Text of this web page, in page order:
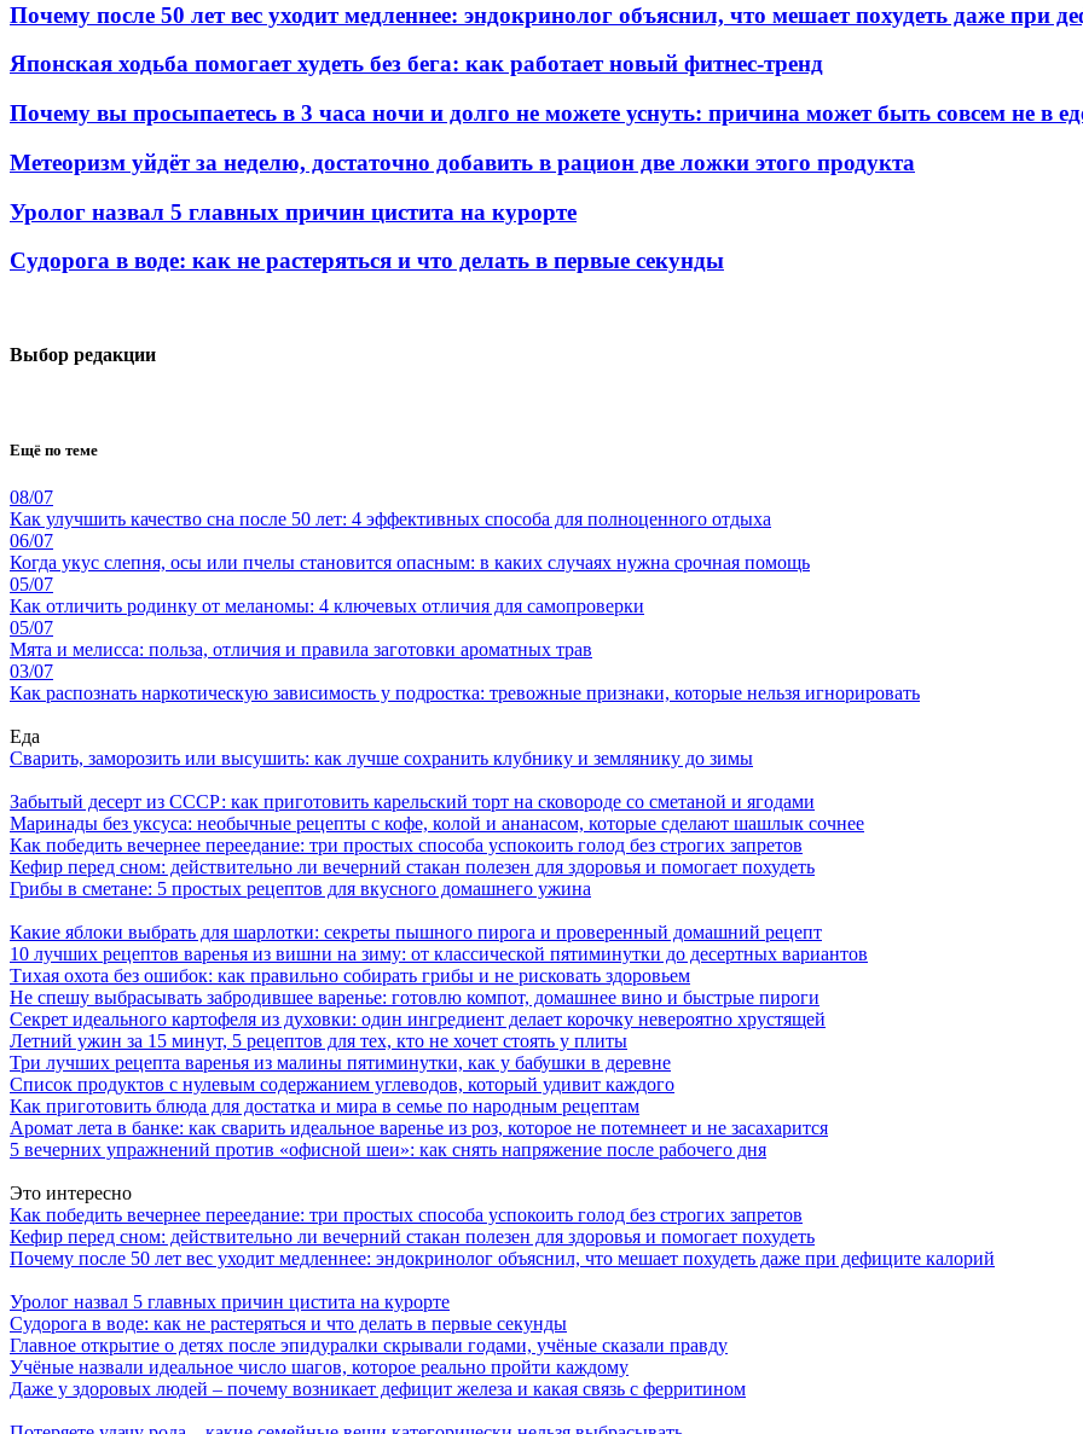
Почему после 50 лет вес уходит медленнее: эндокринолог объяснил, что мешает похудеть даже при
Японская ходьба помогает худеть без бега: как работает новый фитнес-тренд
Почему вы просыпаетесь в 3 часа ночи и долго не можете уснуть: причина может быть совсем не в
Метеоризм уйдёт за неделю, достаточно добавить в рацион две ложки этого продукта
Уролог назвал 5 главных причин цистита на курорте
Судорога в воде: как не растеряться и что делать в первые секунды
Выбор редакции
Ещё по теме
08/07
Как улучшить качество сна после 50 лет: 4 эффективных способа для полноценного отдыха
06/07
Когда укус слепня, осы или пчелы становится опасным: в каких случаях нужна срочная помощь
05/07
Как отличить родинку от меланомы: 4 ключевых отличия для самопроверки
05/07
Мята и мелисса: польза, отличия и правила заготовки ароматных трав
03/07
Как распознать наркотическую зависимость у подростка: тревожные признаки, которые нельзя игнорировать
Еда
Сварить, заморозить или высушить: как лучше сохранить клубнику и землянику до зимы
Забытый десерт из СССР: как приготовить карельский торт на сковороде со сметаной и ягодами
Маринады без уксуса: необычные рецепты с кофе, колой и ананасом, которые сделают шашлык сочнее
Как победить вечернее переедание: три простых способа успокоить голод без строгих запретов
Кефир перед сном: действительно ли вечерний стакан полезен для здоровья и помогает похудеть
Грибы в сметане: 5 простых рецептов для вкусного домашнего ужина
Какие яблоки выбрать для шарлотки: секреты пышного пирога и проверенный домашний рецепт
10 лучших рецептов варенья из вишни на зиму: от классической пятиминутки до десертных вариантов
Тихая охота без ошибок: как правильно собирать грибы и не рисковать здоровьем
Не спешу выбрасывать забродившее варенье: готовлю компот, домашнее вино и быстрые пироги
Секрет идеального картофеля из духовки: один ингредиент делает корочку невероятно хрустящей
Летний ужин за 15 минут, 5 рецептов для тех, кто не хочет стоять у плиты
Три лучших рецепта варенья из малины пятиминутки, как у бабушки в деревне
Список продуктов с нулевым содержанием углеводов, который удивит каждого
Как приготовить блюда для достатка и мира в семье по народным рецептам
Аромат лета в банке: как сварить идеальное варенье из роз, которое не потемнеет и не засахарится
5 вечерних упражнений против «офисной шеи»: как снять напряжение после рабочего дня
Это интересно
Как победить вечернее переедание: три простых способа успокоить голод без строгих запретов
Кефир перед сном: действительно ли вечерний стакан полезен для здоровья и помогает похудеть
Почему после 50 лет вес уходит медленнее: эндокринолог объяснил, что мешает похудеть даже при дефиците калорий
Уролог назвал 5 главных причин цистита на курорте
Судорога в воде: как не растеряться и что делать в первые секунды
Главное открытие о детях после эпидуралки скрывали годами, учёные сказали правду
Учёные назвали идеальное число шагов, которое реально пройти каждому
Даже у здоровых людей – почему возникает дефицит железа и какая связь с ферритином